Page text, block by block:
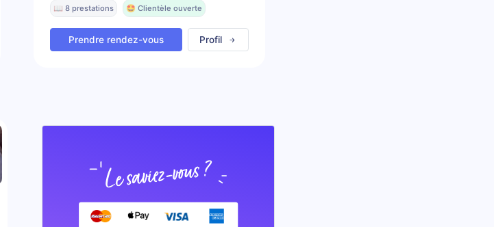
📖 8 prestations 🤩 Clientèle ouverte
Prendre rendez-vous Profil